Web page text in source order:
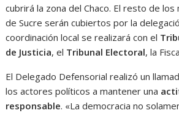
cubrirá la zona del Chaco. El resto de los
de Sucre serán cubiertos por la
coordinación local se realizará con el
de Justicia, el Tribunal Electoral, la
El Delegado Defensorial realizó un
los actores políticos a mantener una
responsable. «La democracia no